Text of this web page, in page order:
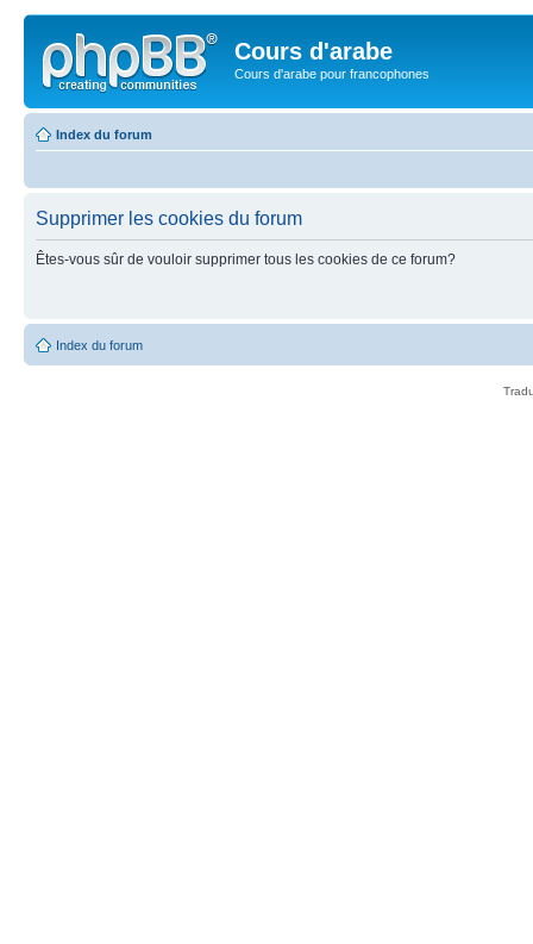
Cours d'arabe
Cours d'arabe pour francophones
Index du forum
Supprimer les cookies du forum
Êtes-vous sûr de vouloir supprimer tous les cookies de ce forum?
Index du forum